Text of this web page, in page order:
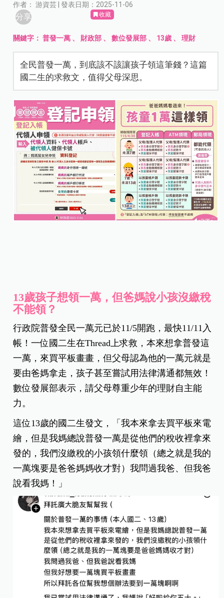
作者： 游資芸 | 發表日期：2025-11-06
分享 收藏
關鍵字：普發一萬 、 財政部 、數位發展部 、 13歲 、理財
全民普發一萬，到底該不該讓孩子領這筆錢？這篇
國二生的求救文，值得父母深思。
13歲孩子想領一萬，但爸媽說小孩沒繳稅
不能領？
行政院普發全民一萬元已於11/5開跑，最快11/11入
帳！一位國二生在Thread上求救，本來想拿普發這
一萬，來買平板畫畫，但父母認為他的一萬元就是
要由爸媽拿走，孩子甚至嘗試用法律溝通都無效！
數位發展部表示，請父母尊重少年的理財自主能
力。
這位13歲的國二生發文，「我本來拿去買平板來電
繪，但是我媽總說普發一萬是從他們的稅收裡拿來
發的，我們沒繳稅的小孩領什麼領（總之就是我的
一萬塊要是爸爸媽媽收才對）我問過我爸、但我爸
說看我媽！」